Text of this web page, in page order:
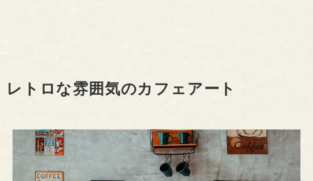
レトロな雰囲気のカフェアート